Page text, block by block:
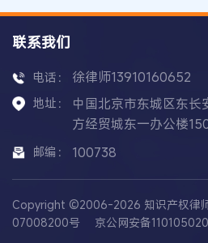
联系我们
电话： 徐律师13910160652
地址：
中国北京市东城区东长
方经贸城东一办公楼
邮编： 100738
Copyright ©2006-2026 知识产权律
07008200号
京公网安备